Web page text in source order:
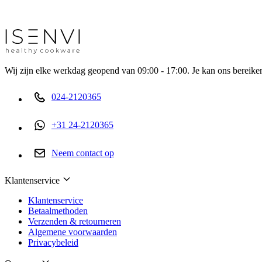
Wij zijn elke werkdag geopend van 09:00 - 17:00. Je kan ons
024-2120365
+31 24-2120365
Neem contact op
Klantenservice
Klantenservice
Betaalmethoden
Verzenden & retourneren
Algemene voorwaarden
Privacybeleid